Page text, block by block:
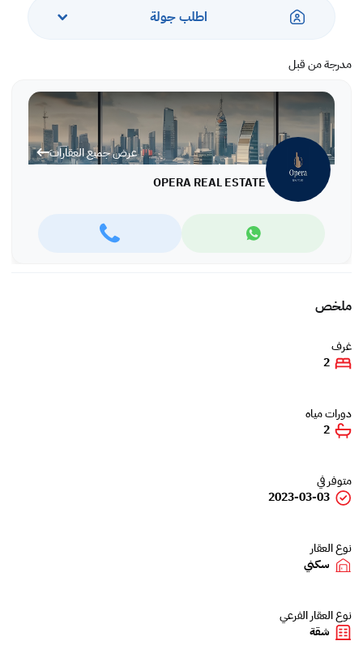
اطلب جولة
مدرجة من قبل
عرض جميع العقارات
OPERA REAL ESTATE
ملخص
غرف
2
دورات مياه
2
متوفر في
2023-03-03
نوع العقار
سكني
نوع العقار الفرعي
شقة